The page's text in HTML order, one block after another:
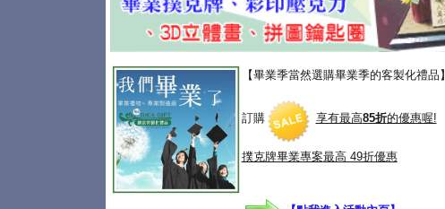
【畢業季當然選購畢業季的客製化禮品】
訂購 享有最高85折的優惠喔!
撲克牌畢業專案最高 49折優惠